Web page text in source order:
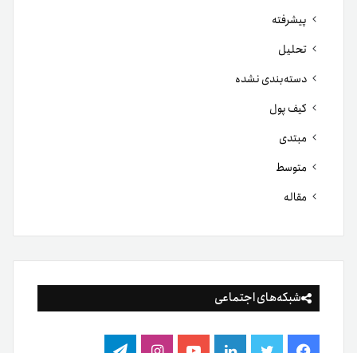
پیشرفته
تحلیل
دسته‌بندی نشده
کیف پول
مبتدی
متوسط
مقاله
شبکه‌های اجتماعی